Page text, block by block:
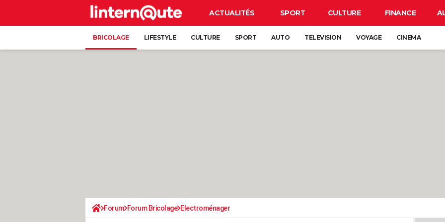
ACTUALITÉS SPORT CULTURE FINANCE
BRICOLAGE LIFESTYLE CULTURE SPORT AUTO TELEVISION VOYAGE CINEMA
Forum Forum Bricolage Electroménager